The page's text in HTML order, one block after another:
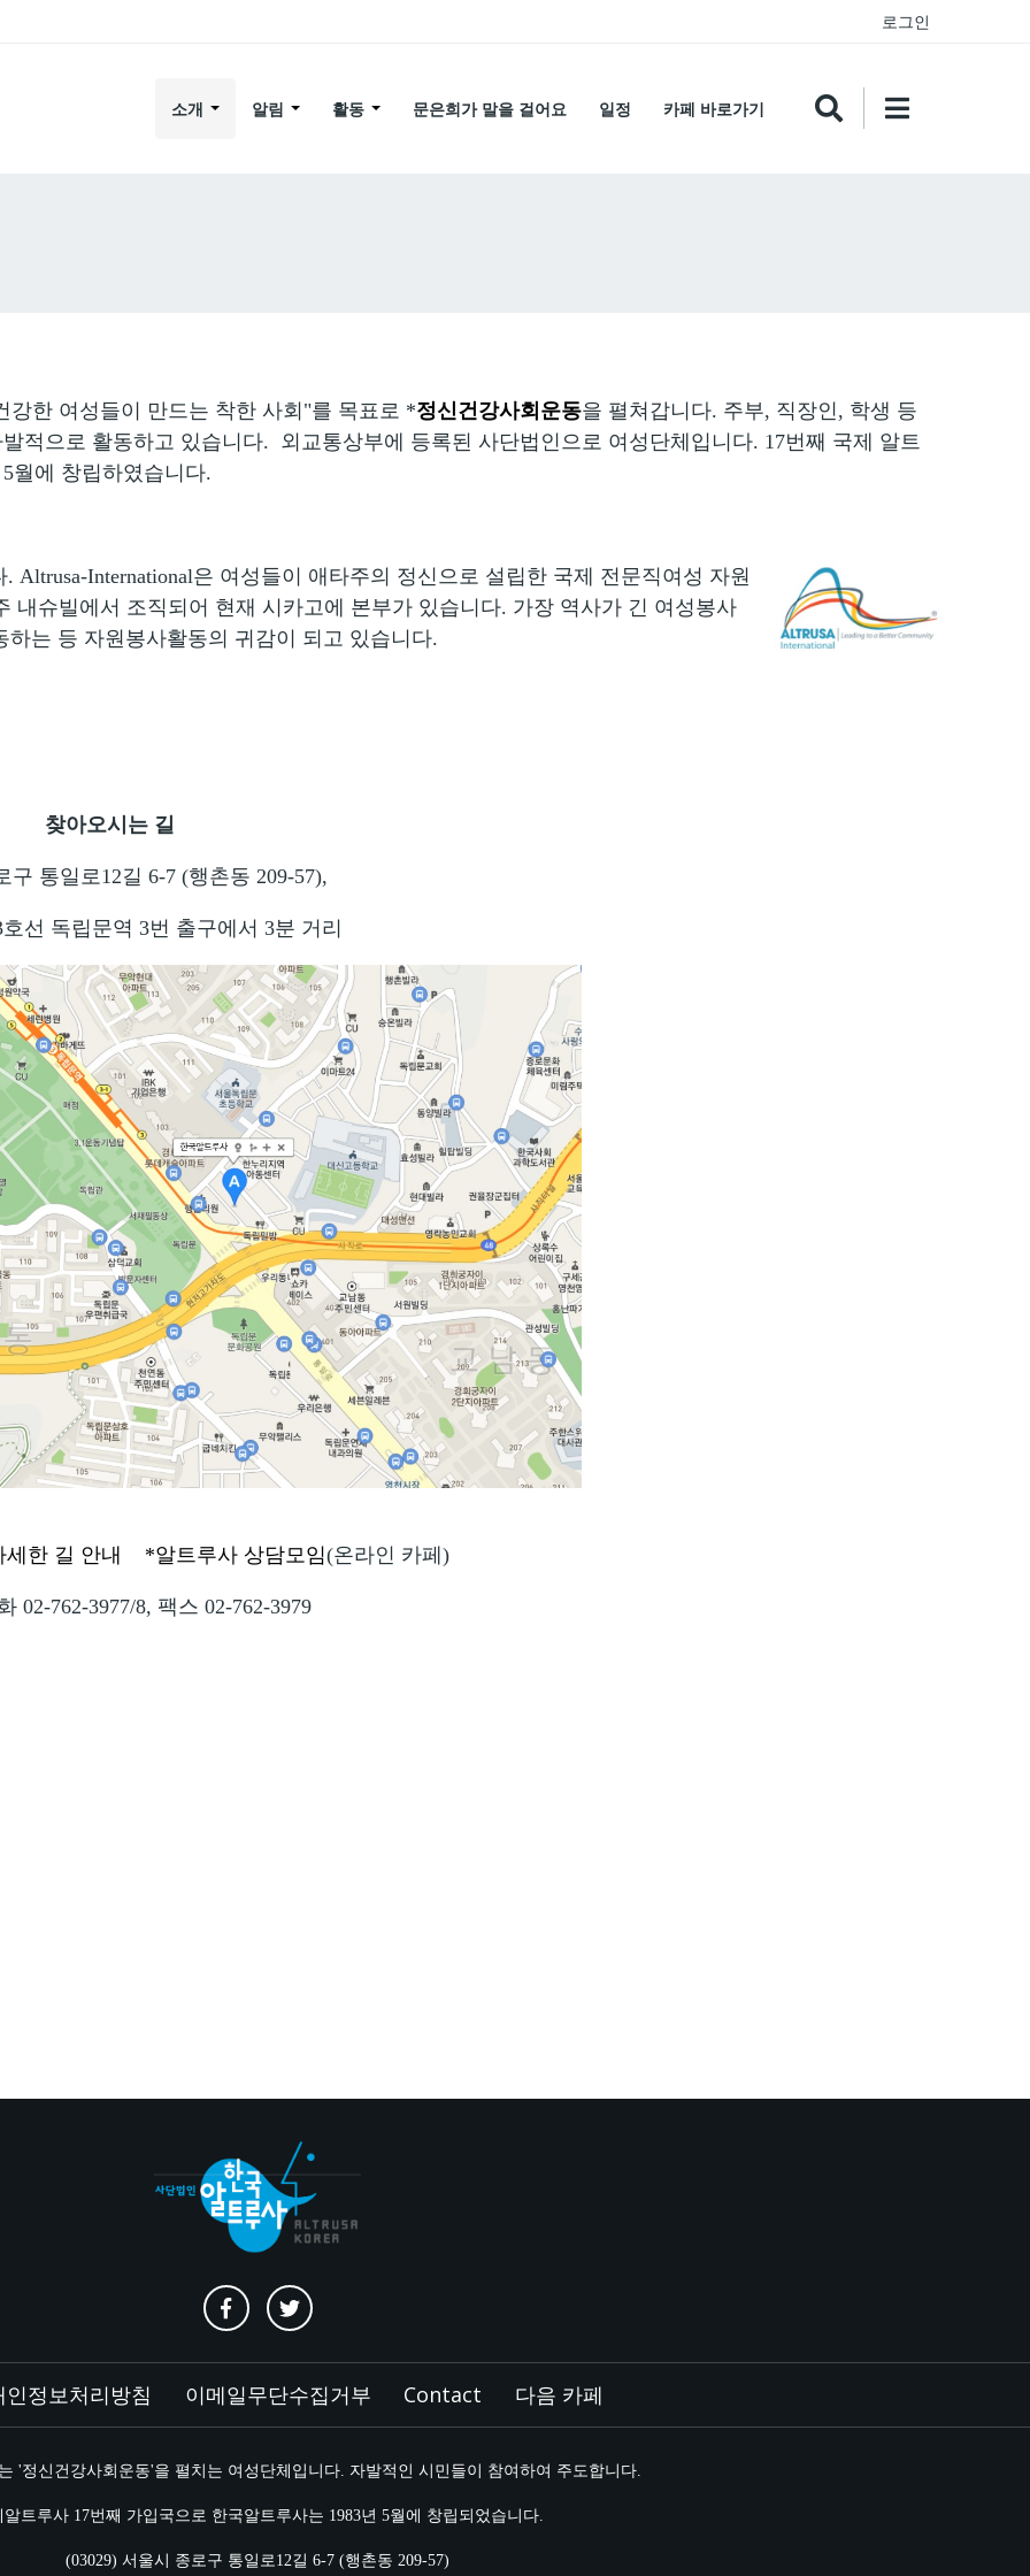
로그인
소개 알림 활동 문은희가 말을 걸어요 일정 카페 바로가기
강한 여성들이 만드는 착한 사회"를 목표로 *정신건강사회운동을 펼쳐갑니다. 주부, 직장인, 학생 등
적으로 활동하고 있습니다. 외교통상부에 등록된 사단법인으로 여성단체입니다. 17번째 국제 알트
월에 창립하였습니다.
Altrusa-International은 여성들이 애타주의 정신으로 설립한 국제 전문직여성 자원
내슈빌에서 조직되어 현재 시카고에 본부가 있습니다. 가장 역사가 긴 여성봉사
는 등 자원봉사활동의 귀감이 되고 있습니다.
찾아오시는 길
7 (행촌동 209-57),
구에서 3분 거리
세한 길 안내 *알트루사 상담모임(온라인 카페)
스 02-762-3979
인정보처리방침 이메일무단수집거부 Contact 다음 카페
'정신건강사회운동'을 펼치는 여성단체입니다. 자발적인 시민들이 참여하여 주도합니다.
알트루사 17번째 가입국으로 한국알트루사는 1983년 5월에 창립되었습니다.
(03029) 서울시 종로구 통일로12길 6-7 (행촌동 209-57)